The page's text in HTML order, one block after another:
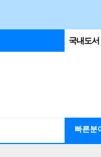
국내도서
빠른분